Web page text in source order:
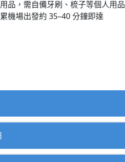
品，需自備牙刷、梳子等個人用品
機場出發約 35–40 分鐘即達